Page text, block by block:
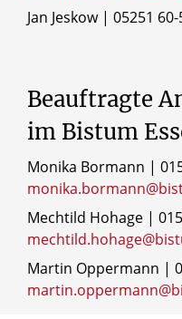
Jan Jeskow | 05251
Beauftragte
im Bistum
Monika Bormann |
Mechtild Hohage |
Martin Oppermann |